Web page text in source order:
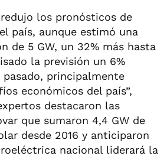
los pronósticos de
país, aunque estimó una
de 5 GW, un 32% más hasta
la previsión un 6%
pasado, principalmente
económicos del país”,
destacaron las
que sumaron 4,4 GW de
desde 2016 y anticiparon
nacional liderará la